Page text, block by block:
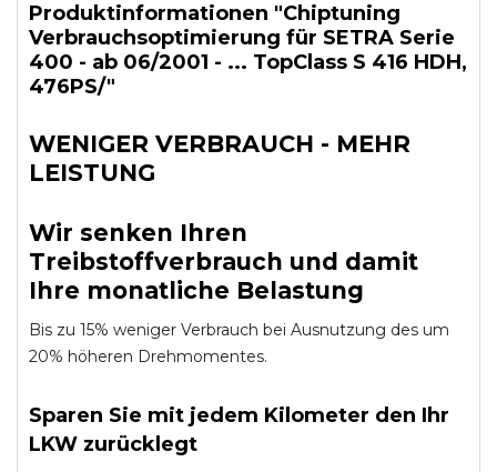
Produktinformationen "Chiptuning
Verbrauchsoptimierung für SETRA Serie
400 - ab 06/2001 - ... TopClass S 416 HDH,
476PS/"
WENIGER VERBRAUCH - MEHR
LEISTUNG
Wir senken Ihren
Treibstoffverbrauch und damit
Ihre monatliche Belastung
Bis zu 15% weniger Verbrauch bei Ausnutzung des um
20% höheren Drehmomentes.
Sparen Sie mit jedem Kilometer den Ihr
LKW zurücklegt